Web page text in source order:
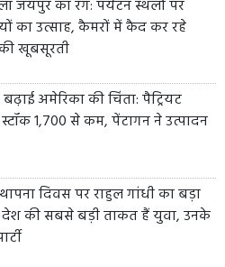
जयपुर का रंग: पर्यटन स्थलों पर
का उत्साह, कैमरों में कैद कर रहे
खूबसूरती
अमेरिका की चिंता: पैट्रियट
1,700 से कम, पेंटागन ने उत्पादन
दिवस पर राहुल गांधी का बड़ा
की सबसे बड़ी ताकत हैं युवा, उनके